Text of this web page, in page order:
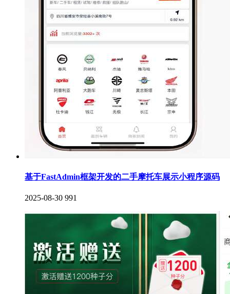
基于FastAdmin框架开发的二手摩托车展示小程序源码
2025-08-30 991